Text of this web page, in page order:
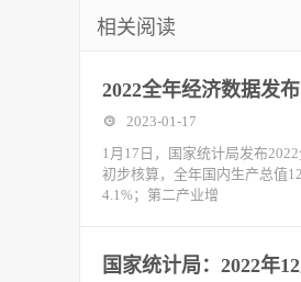
相关阅读
2022全年经济数据发布
2023-01-17
1月17日，国家统计局发布2022
初步核算，全年国内生产总值
4.1%；第二产业增
国家统计局：2022年